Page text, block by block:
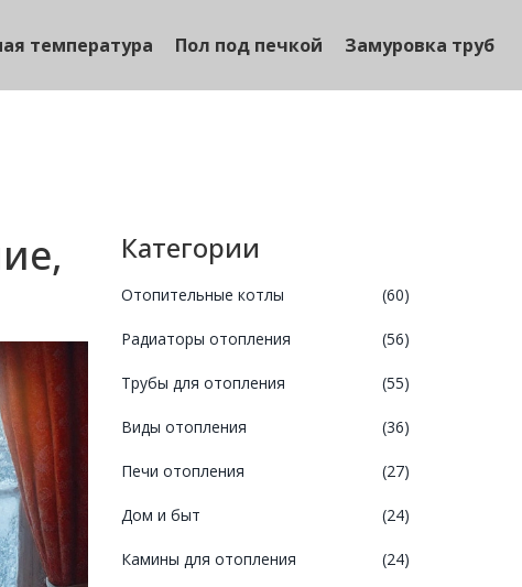
температура Пол под печкой Замуровка труб
Категории
Отопительные котлы (60)
Радиаторы отопления (56)
Трубы для отопления (55)
Виды отопления (36)
Печи отопления (27)
Дом и быт (24)
Камины для отопления (24)